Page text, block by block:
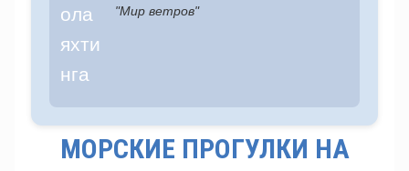
"Мир ветров"
МОРСКИЕ ПРОГУЛКИ НА